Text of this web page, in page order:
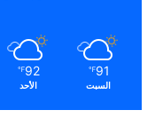
91
℉
السبت
92
℉
الأحد